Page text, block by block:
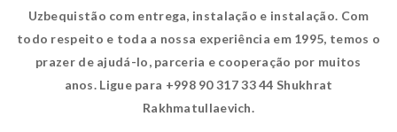
Uzbequistão com entrega, instalação e instalação. Com
todo respeito e toda a nossa experiência em 1995, temos o
prazer de ajudá-lo, parceria e cooperação por muitos
anos. Ligue para +998 90 317 33 44 Shukhrat
Rakhmatullaevich.